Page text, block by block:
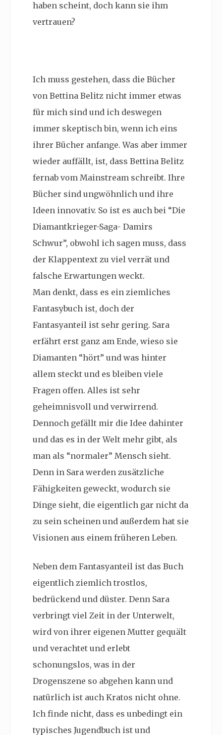
haben scheint, doch kann sie ihm
vertrauen?
Ich muss gestehen, dass die Bücher
von Bettina Belitz nicht immer etwas
für mich sind und ich deswegen
immer skeptisch bin, wenn ich eins
ihrer Bücher anfange. Was aber immer
wieder auffällt, ist, dass Bettina Belitz
fernab vom Mainstream schreibt. Ihre
Bücher sind ungwöhnlich und ihre
Ideen innovativ. So ist es auch bei “Die
Diamantkrieger-Saga- Damirs
Schwur”, obwohl ich sagen muss, dass
der Klappentext zu viel verrät und
falsche Erwartungen weckt.
Man denkt, dass es ein ziemliches
Fantasybuch ist, doch der
Fantasyanteil ist sehr gering. Sara
erfährt erst ganz am Ende, wieso sie
Diamanten “hört” und was hinter
allem steckt und es bleiben viele
Fragen offen. Alles ist sehr
geheimnisvoll und verwirrend.
Dennoch gefällt mir die Idee dahinter
und das es in der Welt mehr gibt, als
man als “normaler” Mensch sieht.
Denn in Sara werden zusätzliche
Fähigkeiten geweckt, wodurch sie
Dinge sieht, die eigentlich gar nicht da
zu sein scheinen und außerdem hat sie
Visionen aus einem früheren Leben.
Neben dem Fantasyanteil ist das Buch
eigentlich ziemlich trostlos,
bedrückend und düster. Denn Sara
verbringt viel Zeit in der Unterwelt,
wird von ihrer eigenen Mutter gequält
und verachtet und erlebt
schonungslos, was in der
Drogenszene so abgehen kann und
natürlich ist auch Kratos nicht ohne.
Ich finde nicht, dass es unbedingt ein
typisches Jugendbuch ist und